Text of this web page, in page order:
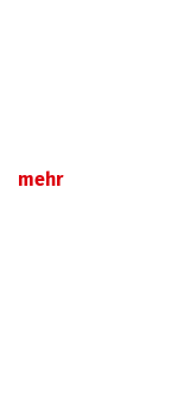
mehr